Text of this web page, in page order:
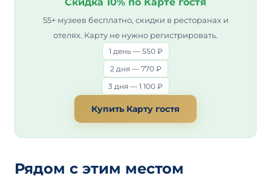
55+ музеев бесплатно, скидки в ресторанах и
отелях. Карту не нужно регистрировать.
1 день — 550 ₽
2 дня — 770 ₽
3 дня — 1 100 ₽
Купить Карту гостя
Рядом с этим местом